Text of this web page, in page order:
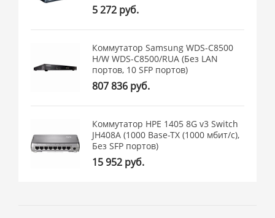
5 272 руб.
Коммутатор Samsung WDS-C8500
H/W WDS-C8500/RUA (Без LAN
портов, 10 SFP портов)
807 836 руб.
Коммутатор HPE 1405 8G v3 Switch
JH408A (1000 Base-TX (1000 мбит/с),
Без SFP портов)
15 952 руб.